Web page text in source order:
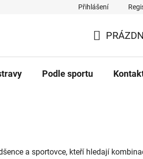
Přihlášení
KOŠÍK
Podle sportu
a sportovce, kteří hledají